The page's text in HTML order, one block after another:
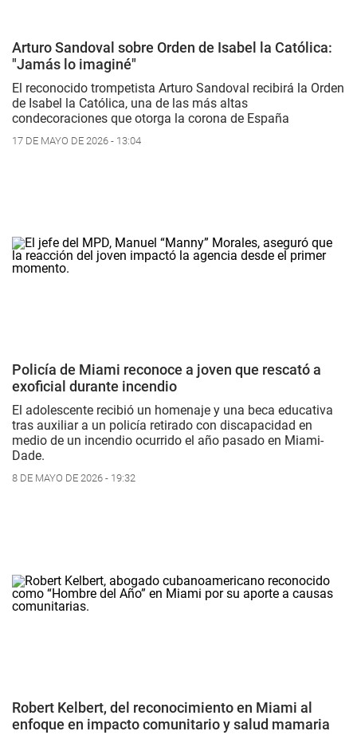
Arturo Sandoval sobre Orden de Isabel la Católica:
"Jamás lo imaginé"
El reconocido trompetista Arturo Sandoval recibirá la Orden
de Isabel la Católica, una de las más altas
condecoraciones que otorga la corona de España
17 DE MAYO DE 2026 - 13:04
Policía de Miami reconoce a joven que rescató a
exoficial durante incendio
El adolescente recibió un homenaje y una beca educativa
tras auxiliar a un policía retirado con discapacidad en
medio de un incendio ocurrido el año pasado en Miami-
Dade.
8 DE MAYO DE 2026 - 19:32
Robert Kelbert, del reconocimiento en Miami al
enfoque en impacto comunitario y salud mamaria